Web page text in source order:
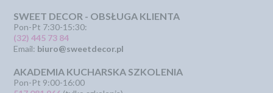
SWEET DECOR - OBSŁUGA KLIENTA
Pon-Pt 7:30-15:30:
(32) 445 73 84
Email: biuro@sweetdecor.pl
AKADEMIA KUCHARSKA SZKOLENIA
Pon-Pt 9:00-16:00